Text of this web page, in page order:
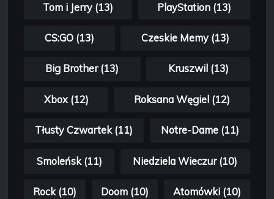
Tom i Jerry (13) PlayStation (13)
CS:GO (13) Czeskie Memy (13)
Big Brother (13) Kruszwil (13)
Xbox (12) Roksana Węgiel (12)
Tłusty Czwartek (11) Notre-Dame (11)
Smoleńsk (11) Niedziela Wieczur (10)
Rock (10) Doom (10) Atomówki (10)